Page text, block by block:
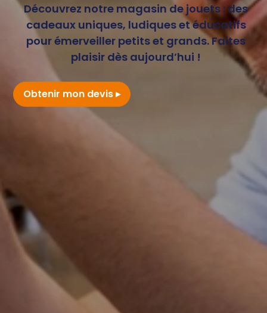
Découvrez notre magasin de jouets : des
cadeaux uniques, ludiques et éducatifs
pour émerveiller petits et grands. Faites
plaisir dès aujourd’hui !
Obtenir mon devis